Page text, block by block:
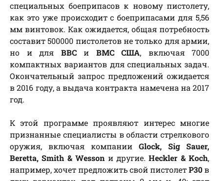
специальных боеприпасов к новому пистолету,
как это уже происходит с боеприпасами для 5,56
мм винтовок. Как ожидается, общая потребность
составит 500000 пистолетов не только для армии,
но и для ВВСи ВМС США, включая 7000
компактных вариантов для специальных задач.
Окончательный запрос предложений ожидается
в 2016 году, а выдача контракта намечена на 2017
год.
К этой программе проявляют интерес многие
признанные специалисты в области стрелкового
оружия, включая компании Glock, Sig Sauer,
Beretta, Smith & Wesson и другие.Heckler & Koch,
например, хочет предложить свой пистолетP30в